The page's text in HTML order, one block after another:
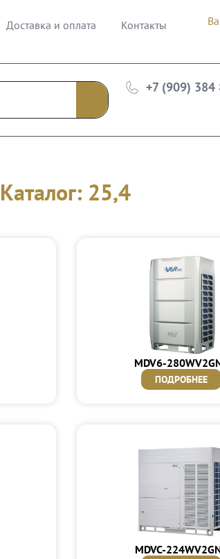
Доставка и оплата Контакты
+7 (909) 384
Каталог: 25,4
MDV6-
ПОДРОБНЕЕ
MDVC-